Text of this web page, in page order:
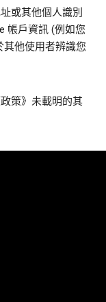
或其他個人識別
帳戶資訊 (例如您
其他使用者辨識您
策》未載明的其